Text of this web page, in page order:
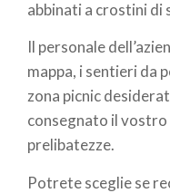
abbinati a crostini di
Il personale
mappa, i sentieri da
zona picnic
consegnato il
prelibatezze.
Potrete sceglie se